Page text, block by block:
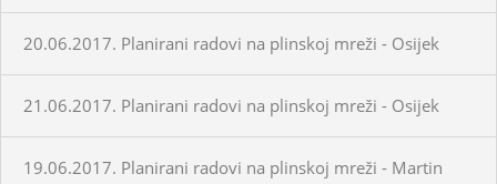
20.06.2017. Planirani radovi na plinskoj mreži - Osijek
21.06.2017. Planirani radovi na plinskoj mreži - Osijek
19.06.2017. Planirani radovi na plinskoj mreži - Martin